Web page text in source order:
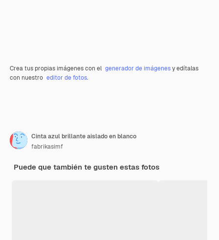
Crea tus propias imágenes con el generador de imágenesy edítalas
con nuestro editor de fotos.
Cinta azul brillante aislado en blanco
fabrikasimf
Puede que también te gusten estas fotos